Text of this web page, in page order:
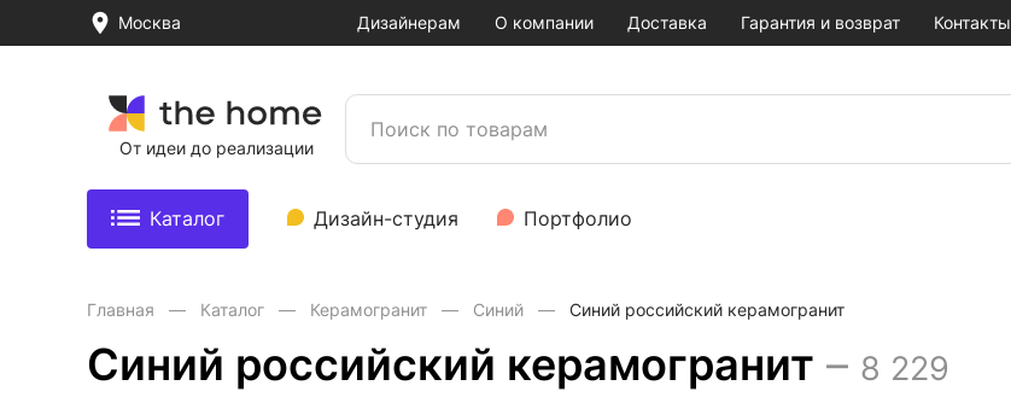
Москва Дизайнерам О компании Доставка Гарантия и возврат Контакты
От идеи до реализации
Каталог Дизайн-студия Портфолио
Главная Каталог Керамогранит Синий Синий российский керамогранит
Синий российский керамогранит – 8 229